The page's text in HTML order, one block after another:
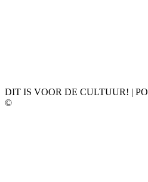
𝗣𝗢𝗞𝗢𝗘 𝗛𝗜𝗣𝗛𝗢𝗣
DIT IS VOOR DE CULTUUR! |
©